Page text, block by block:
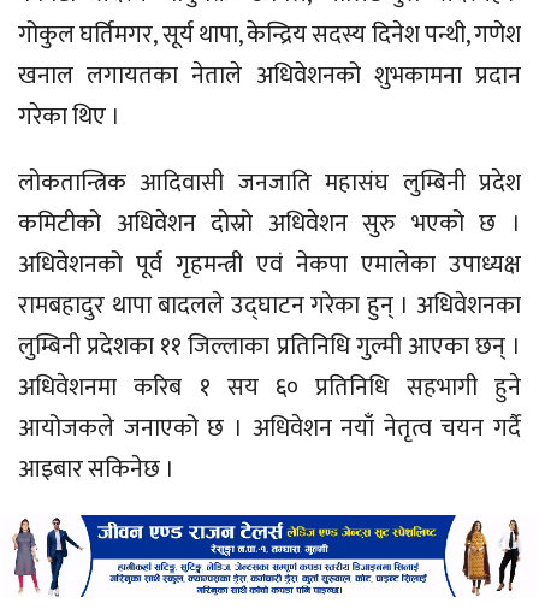
गोकुल घर्तिमगर, सूर्य थापा, केन्द्रिय सदस्य दिनेश पन्थी, गणेश
खनाल लगायतका नेताले अधिवेशनको शुभकामना प्रदान
गरेका थिए ।
लोकतान्त्रिक आदिवासी जनजाति महासंघ लुम्बिनी प्रदेश
कमिटीको अधिवेशन दोस्रो अधिवेशन सुरु भएको छ ।
अधिवेशनको पूर्व गृहमन्त्री एवं नेकपा एमालेका उपाध्यक्ष
रामबहादुर थापा बादलले उद्घाटन गरेका हुन् । अधिवेशनका
लुम्बिनी प्रदेशका ११ जिल्लाका प्रतिनिधि गुल्मी आएका छन् ।
अधिवेशनमा करिब १ सय ६० प्रतिनिधि सहभागी हुने
आयोजकले जनाएको छ । अधिवेशन नयाँ नेतृत्व चयन गर्दै
आइबार सकिनेछ ।